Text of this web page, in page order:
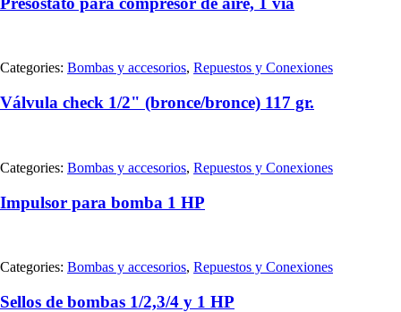
Categories: Bombas y accesorios, Repuestos y Conexiones
Válvula check 1/2" (bronce/bronce) 117 gr.
Categories: Bombas y accesorios, Repuestos y Conexiones
Impulsor para bomba 1 HP
Categories: Bombas y accesorios, Repuestos y Conexiones
Sellos de bombas 1/2,3/4 y 1 HP